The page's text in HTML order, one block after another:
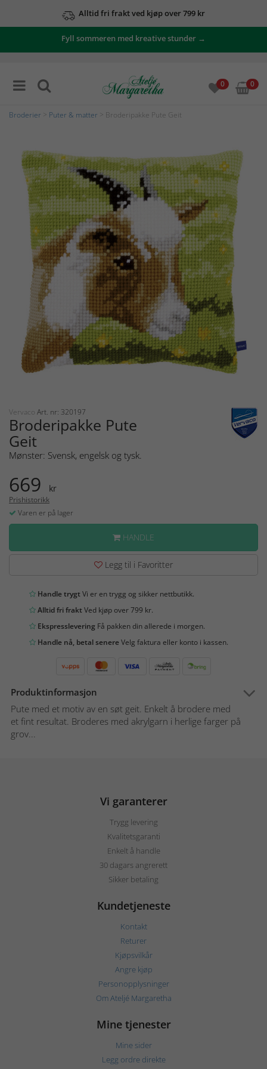
Alltid fri frakt ved kjøp over 799 kr
Fyll sommeren med kreative stunder →
0 0
Broderier Puter & matter > Broderipakke Pute Geit
Vervaco Art. nr: 320197
Broderipakke Pute
Geit
Mønster: Svensk, engelsk og tysk.
669 kr
Prishistorikk
Varen er på lager
HANDLE
Legg til i Favoritter
Handle trygtVi er en trygg og sikker nettbutikk.
Alltid fri fraktVed kjøp over 799 kr.
Ekspresslevering Få pakken din allerede i morgen.
Handle nå, betal senereVelg faktura eller konto i kassen.
Produktinformasjon
Pute med et motiv av en søt geit. Enkelt å brodere med
et fint resultat. Broderes med akrylgarn i herlige farger på
grov...
Vi garanterer
Trygg levering
Kvalitetsgaranti
Enkelt å handle
30 dagars angrerett
Sikker betaling
Kundetjeneste
Kontakt
Returer
Kjøpsvilkår
Angre kjøp
Personopplysninger
Om Ateljé Margaretha
Mine tjenester
Mine sider
Legg ordre direkte